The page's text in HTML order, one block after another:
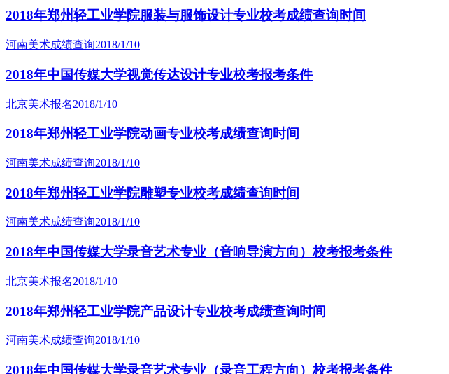
2018年郑州轻工业学院服装与服饰设计专业校考成绩查询时间
河南美术成绩查询2018/1/10
2018年中国传媒大学视觉传达设计专业校考报考条件
北京美术报名2018/1/10
2018年郑州轻工业学院动画专业校考成绩查询时间
河南美术成绩查询2018/1/10
2018年郑州轻工业学院雕塑专业校考成绩查询时间
河南美术成绩查询2018/1/10
2018年中国传媒大学录音艺术专业（音响导演方向）校考报考条件
北京美术报名2018/1/10
2018年郑州轻工业学院产品设计专业校考成绩查询时间
河南美术成绩查询2018/1/10
2018年中国传媒大学录音艺术专业（录音工程方向）校考报考条件